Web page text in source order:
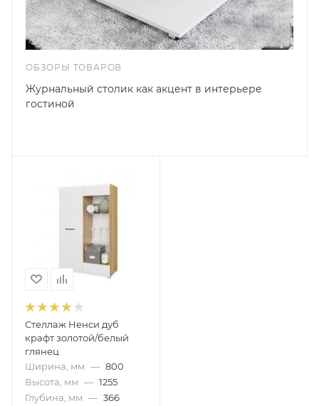
ОБЗОРЫ ТОВАРОВ
Журнальный столик как акцент в интерьере
гостиной
Стеллаж Ненси дуб
крафт золотой/белый
глянец
Ширина, мм — 800
Высота, мм — 1255
Глубина, мм — 366